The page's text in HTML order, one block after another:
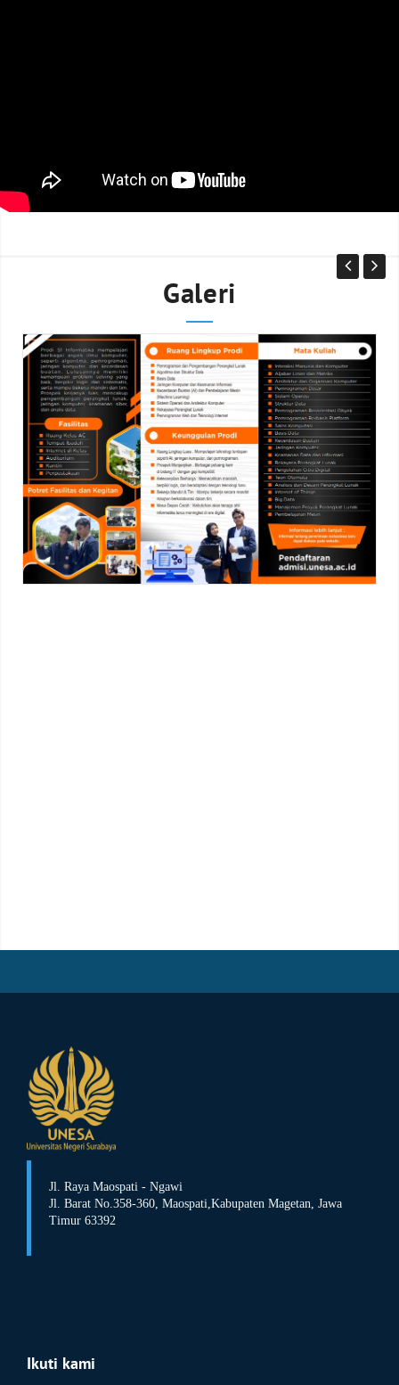
Galeri
Jl. Raya Maospati - Ngawi
Jl. Barat No.358-360, Maospati, Kabupaten Magetan, Jawa
Timur 63392
Ikuti kami